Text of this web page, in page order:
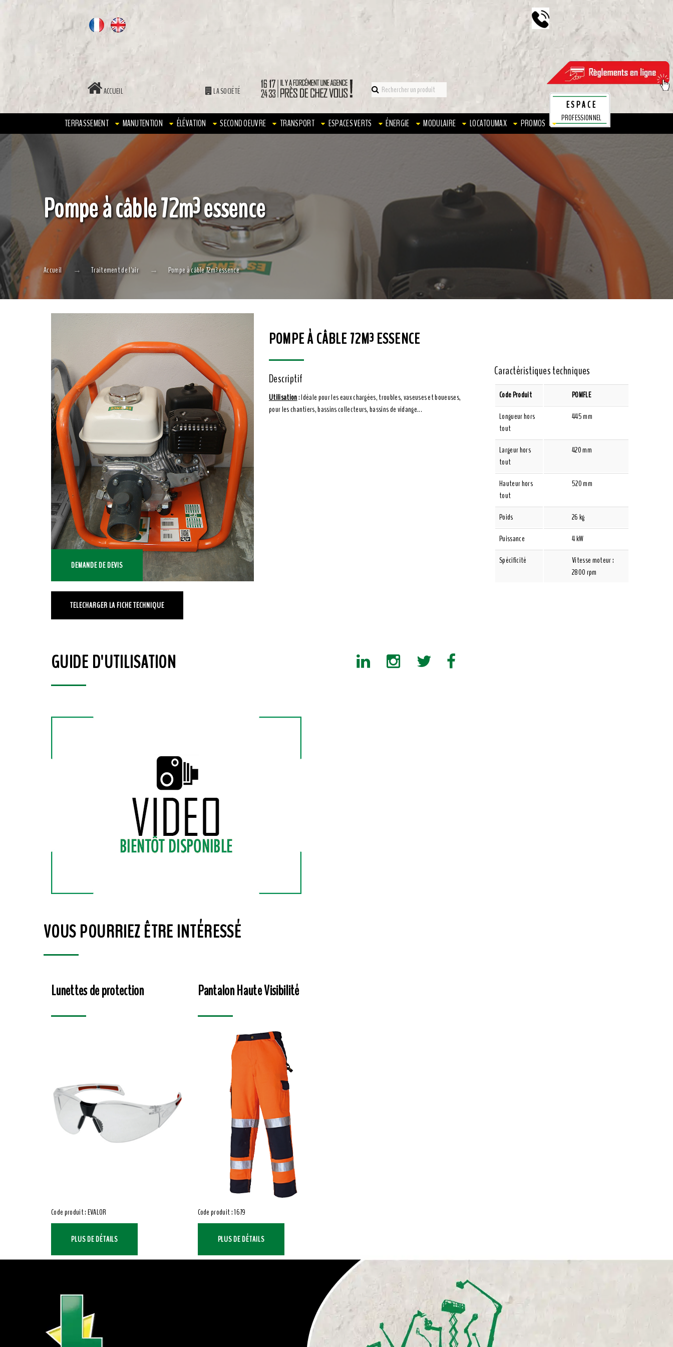
LA SOCIÉTÉ
ACCUEIL
ESPACE
PROFESSIONNEL
TERRASSEMENT MANUTENTION ÉLÉVATION SECOND OEUVRE TRANSPORT ESPACES VERTS ÉNERGIE MODULAIRE LOCATOUMAX PROMOS
Pompe à câble 72m³ essence
Accueil Traitement de l'air Pompe à câble 72m³ essence
Caractéristiques techniques
Code Produit
POMFLE
Longueur hors
tout
445 mm
Largeur hors
tout
420 mm
Hauteur hors
tout
520 mm
Poids
26 kg
Puissance
4 kW
Spécificité
Vitesse moteur :
2800 rpm
DEMANDE DE DEVIS
POMPE À CÂBLE 72M³ ESSENCE
Descriptif
Utilisation: Idéale pour les eaux chargées, troubles, vaseuses et boueuses,
pour les chantiers, bassins collecteurs, bassins de vidange...
TELECHARGER LA FICHE TECHNIQUE
GUIDE D'UTILISATION
VOUS POURRIEZ ÊTRE INTÉRESSÉ
Lunettes de protection
Code produit : EVALOR
PLUS DE DÉTAILS
Pantalon Haute Visibilité
Code produit : 1679
PLUS DE DÉTAILS